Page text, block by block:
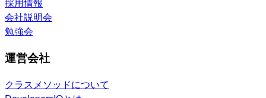
採用情報
会社説明会
勉強会
運営会社
クラスメソッドについて